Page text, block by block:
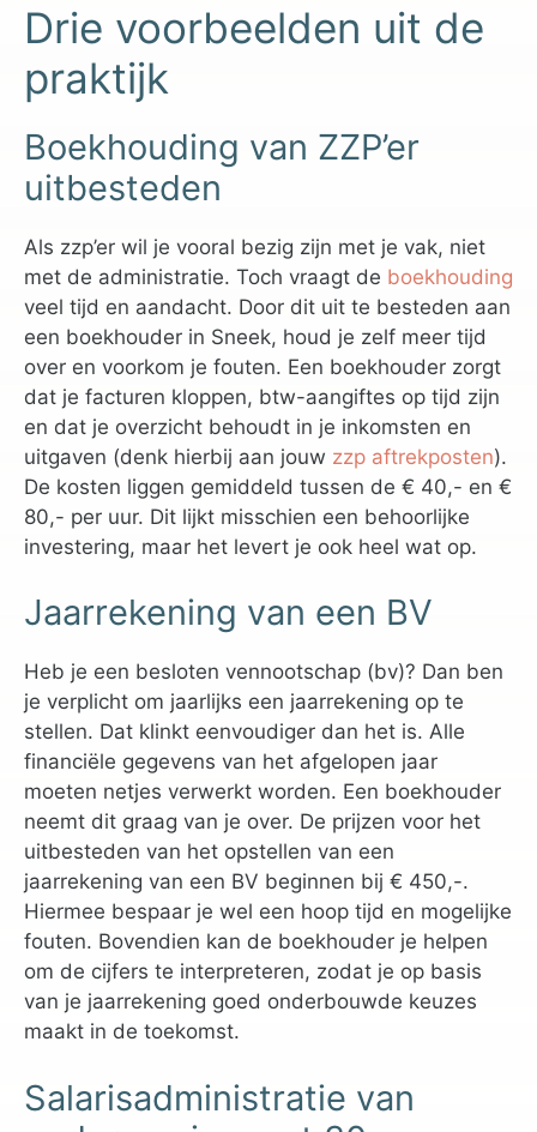
Drie voorbeelden uit de
praktijk
Boekhouding van ZZP’er
uitbesteden
Als zzp’er wil je vooral bezig zijn met je vak, niet
met de administratie. Toch vraagt de boekhouding
veel tijd en aandacht. Door dit uit te besteden aan
een boekhouder in Sneek, houd je zelf meer tijd
over en voorkom je fouten. Een boekhouder zorgt
dat je facturen kloppen, btw-aangiftes op tijd zijn
en dat je overzicht behoudt in je inkomsten en
uitgaven (denk hierbij aan jouw zzp aftrekposten).
De kosten liggen gemiddeld tussen de € 40,- en €
80,- per uur. Dit lijkt misschien een behoorlijke
investering, maar het levert je ook heel wat op.
Jaarrekening van een BV
Heb je een besloten vennootschap (bv)? Dan ben
je verplicht om jaarlijks een jaarrekening op te
stellen. Dat klinkt eenvoudiger dan het is. Alle
financiële gegevens van het afgelopen jaar
moeten netjes verwerkt worden. Een boekhouder
neemt dit graag van je over. De prijzen voor het
uitbesteden van het opstellen van een
jaarrekening van een BV beginnen bij € 450,-.
Hiermee bespaar je wel een hoop tijd en mogelijke
fouten. Bovendien kan de boekhouder je helpen
om de cijfers te interpreteren, zodat je op basis
van je jaarrekening goed onderbouwde keuzes
maakt in de toekomst.
Salarisadministratie van